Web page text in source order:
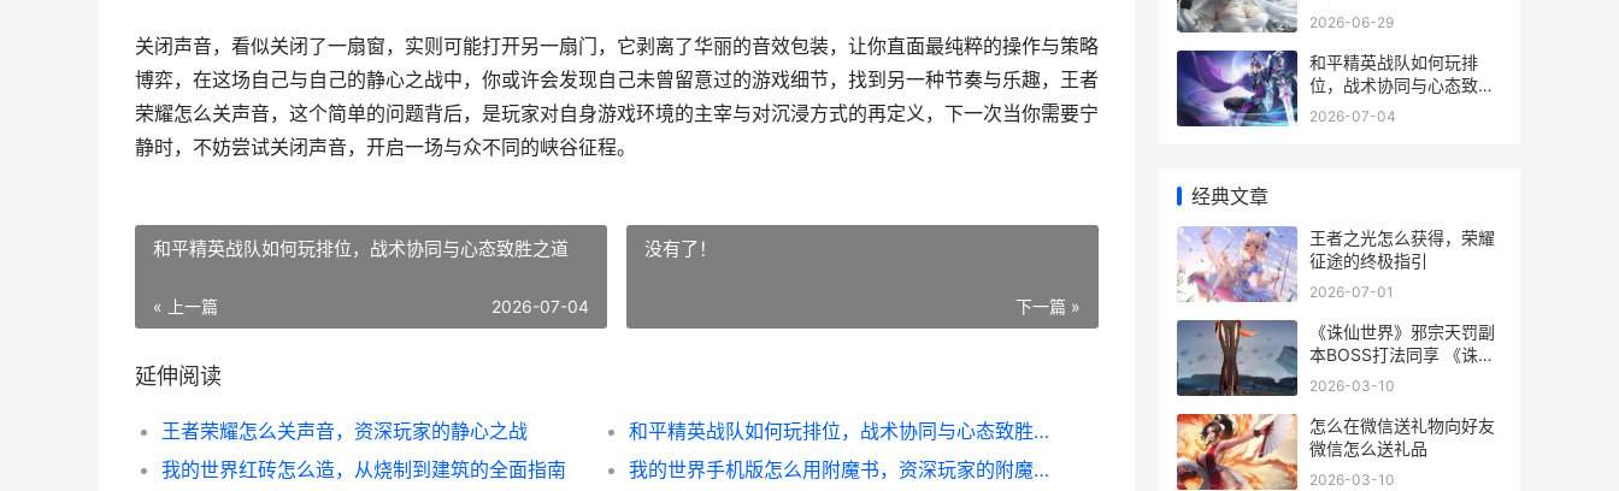
关闭声音，看似关闭了一扇窗，实则可能打开另一扇门，它剥离了华丽的音效包装，让你直面最纯粹的操作与策略
博弈，在这场自己与自己的静心之战中，你或许会发现自己未曾留意过的游戏细节，找到另一种节奏与乐趣，王者
荣耀怎么关声音，这个简单的问题背后，是玩家对自身游戏环境的主宰与对沉浸方式的再定义，下一次当你需要宁
静时，不妨尝试关闭声音，开启一场与众不同的峡谷征程。
和平精英战队如何玩排位，战术协同与心态致胜之道
« 上一篇 2026-07-04
没有了！
下一篇 »
延伸阅读
王者荣耀怎么关声音，资深玩家的静心之战
和平精英战队如何玩排位，战术协同与心态致胜之道
我的世界红砖怎么造，从烧制到建筑的全面指南
我的世界手机版怎么用附魔书，资深玩家的附魔进阶指南
**
2026-06-29
和平精英战队如何玩排
位，战术协同与心态致胜
之道
2026-07-04
经典文章
王者之光怎么获得，荣耀
征途的终极指引
2026-07-01
《诛仙世界》邪宗天罚副
本BOSS打法同享 《诛仙
世界》邪神是谁
2026-03-10
怎么在微信送礼物向好友
微信怎么送礼品
2026-03-10